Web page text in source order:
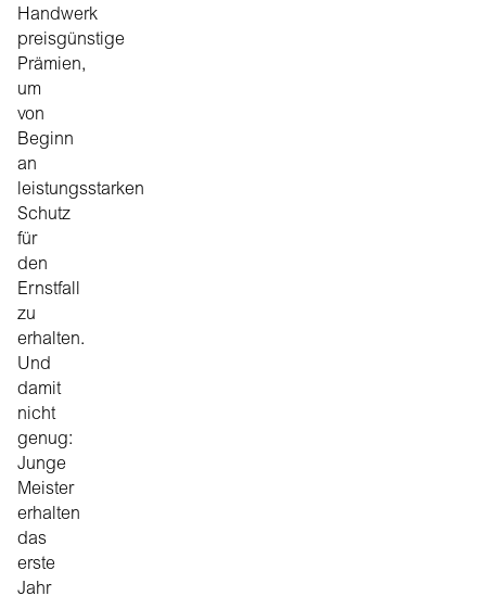
Handwerk
preisgünstige
Prämien,
um
von
Beginn
an
leistungsstarken
Schutz
für
den
Ernstfall
zu
erhalten.
Und
damit
nicht
genug:
Junge
Meister
erhalten
das
erste
Jahr